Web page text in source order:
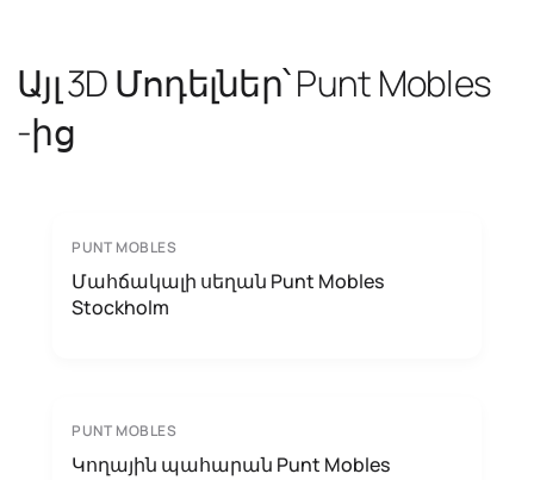
Այլ 3D Մոդելներ՝ Punt Mobles
-ից
PUNT MOBLES
Մահճակալի սեղան Punt Mobles
Stockholm
PUNT MOBLES
Կողային պահարան Punt Mobles